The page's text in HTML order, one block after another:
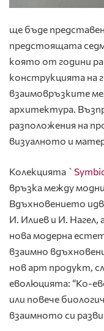
ще бъде
предстоящата
която от години
конструкцията на
взаимовръзките
архитектура.
разположения на
визуалното и
Колекцията
връзка между
Вдъхновението
И. Илиев и И.
нова модерна
взаимно
нов арт продукт,
еволюцията: “Ко-
или повече
взаимното си